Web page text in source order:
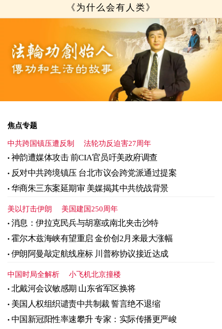
《为什么会有人类》
焦点专题
中共跨国镇压遭反制 法轮功反迫害27周年
神韵遭媒体攻击 前CIA官员吁美政府调查
反对中共跨境镇压 台北市议会跨党派通过提案
华商朱三东案延期审 美媒揭其中共统战背景
美以打击伊朗 美国建国250周年
消息：伊拉克民兵与胡塞或南北夹击沙特
霍尔木兹海峡有望重启 金价创2月来最大涨幅
伊朗阿曼敲定航线座标 川普称协议接近达成
中国时局全解析 小飞机北京撞楼
北戴河会议敏感期 山东省军区换将
美国人权组织谴责中共制裁 誓言绝不退缩
中国新冠阳性率速攀升 专家：实际传播更严峻